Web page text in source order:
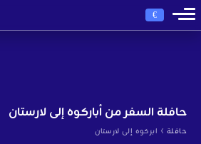
€
حافلة السفر من أباركوه إلى لارستان
حافلة › ابركوه إلى لارستان